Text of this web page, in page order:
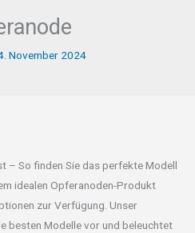
November 2024
– So finden Sie das perfekte Modell
idealen Opferanoden-Produkt
zur Verfügung. Unser
besten Modelle vor und beleuchtet